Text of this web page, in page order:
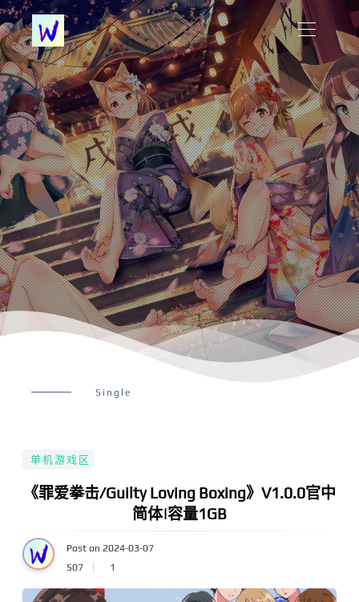
Single
单机游戏区
《罪爱拳击/Guilty Loving Boxing》V1.0.0官中
简体|容量1GB
Post on 2024-03-07
507
1